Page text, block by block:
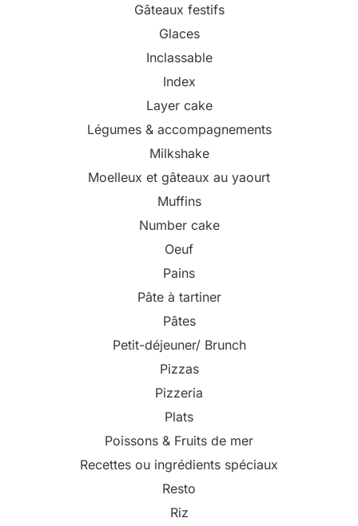
Gâteaux festifs
Glaces
Inclassable
Index
Layer cake
Légumes & accompagnements
Milkshake
Moelleux et gâteaux au yaourt
Muffins
Number cake
Oeuf
Pains
Pâte à tartiner
Pâtes
Petit-déjeuner/ Brunch
Pizzas
Pizzeria
Plats
Poissons & Fruits de mer
Recettes ou ingrédients spéciaux
Resto
Riz